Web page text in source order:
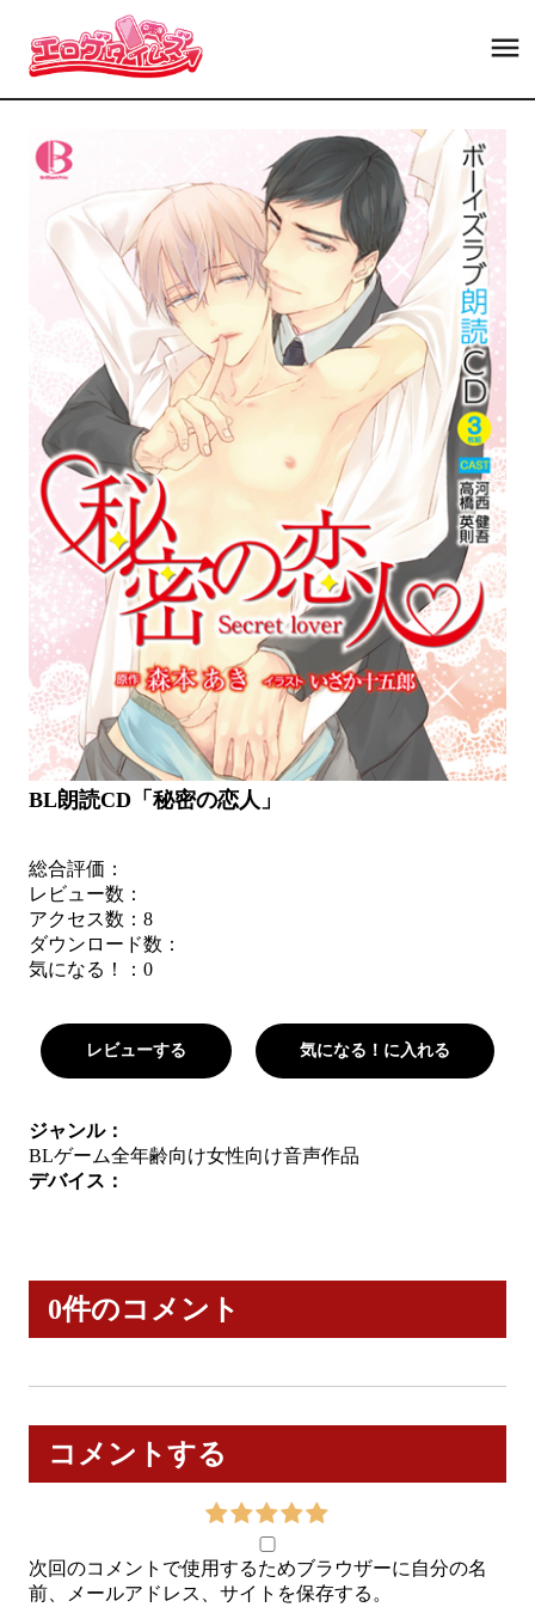
BL朗読CD「秘密の恋人」
総合評価：
レビュー数：
アクセス数：8
ダウンロード数：
気になる！： 0
レビューする 気になる！に入れる
ジャンル：
BLゲーム全年齢向け女性向け音声作品
デバイス：
0件のコメント
コメントする
次回のコメントで使用するためブラウザーに自分の名
前、メールアドレス、サイトを保存する。